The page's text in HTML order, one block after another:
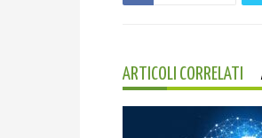
ARTICOLI CORRELATI